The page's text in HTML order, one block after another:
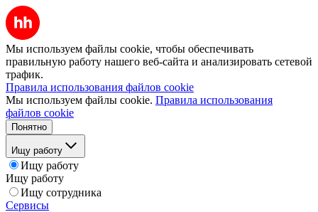
Мы используем файлы cookie, чтобы обеспечивать
правильную работу нашего веб-сайта и анализировать сетевой
трафик.
Правила использования файлов cookie
Мы используем файлы cookie. Правила использования
файлов cookie
Понятно
Ищу работу
Ищу работу
Ищу работу
Ищу сотрудника
Сервисы